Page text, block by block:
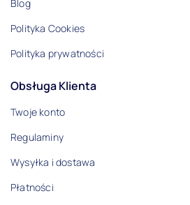
Blog
Polityka Cookies
Polityka prywatności
Obsługa Klienta
Twoje konto
Regulaminy
Wysyłka i dostawa
Płatności